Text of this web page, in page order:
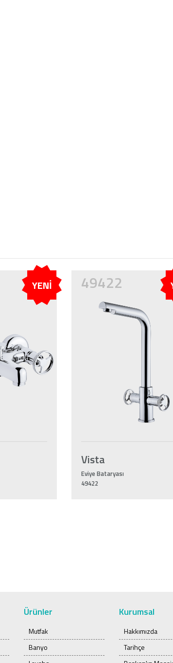
YENİ 49422
Vista
Eviye Bataryası
49422
Ürünler
Mutfak
Banyo
Kurumsal
Hakkımızda
Tarihçe